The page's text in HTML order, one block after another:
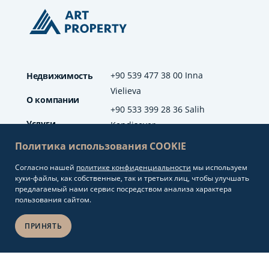
+90 539 477 38 00 Inna
Vielieva
+90 533 399 28 36 Salih
Kendisever
info@artproperty.net
Mahmutlar Mah.
Недвижимость
О компании
Услуги
Отзывы
Блог
Политика использования COOKIE
Согласно нашей политике конфиденциальности мы используем
куки-файлы, как собственные, так и третьих лиц, чтобы улучшать
предлагаемый нами сервис посредством анализа характера
пользования сайтом.
ПРИНЯТЬ